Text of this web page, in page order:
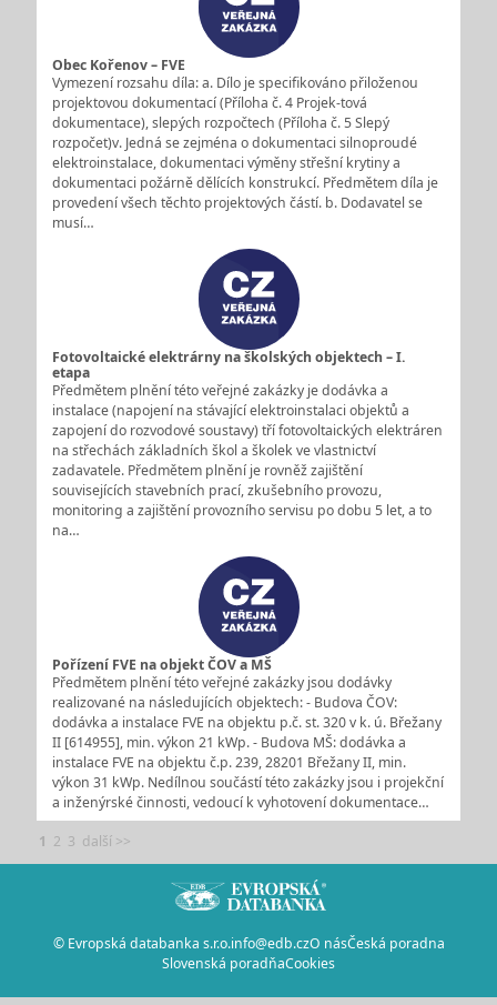
Obec Kořenov – FVE
Vymezení rozsahu díla: a. Dílo je specifikováno přiloženou
projektovou dokumentací (Příloha č. 4 Projek-tová
dokumentace), slepých rozpočtech (Příloha č. 5 Slepý
rozpočet)v. Jedná se zejména o dokumentaci silnoproudé
elektroinstalace, dokumentaci výměny střešní krytiny a
dokumentaci požárně dělících konstrukcí. Předmětem díla je
provedení všech těchto projektových částí. b. Dodavatel se
musí…
Fotovoltaické elektrárny na školských objektech – I.
etapa
Předmětem plnění této veřejné zakázky je dodávka a
instalace (napojení na stávající elektroinstalaci objektů a
zapojení do rozvodové soustavy) tří fotovoltaických elektráren
na střechách základních škol a školek ve vlastnictví
zadavatele. Předmětem plnění je rovněž zajištění
souvisejících stavebních prací, zkušebního provozu,
monitoring a zajištění provozního servisu po dobu 5 let, a to
na…
Pořízení FVE na objekt ČOV a MŠ
Předmětem plnění této veřejné zakázky jsou dodávky
realizované na následujících objektech: - Budova ČOV:
dodávka a instalace FVE na objektu p.č. st. 320 v k. ú. Břežany
II [614955], min. výkon 21 kWp. - Budova MŠ: dodávka a
instalace FVE na objektu č.p. 239, 28201 Břežany II, min.
výkon 31 kWp. Nedílnou součástí této zakázky jsou i projekční
a inženýrské činnosti, vedoucí k vyhotovení dokumentace…
1 2 3 další >>
© Evropská databanka s.r.o.info@edb.czO násČeská poradna
Slovenská poradňaCookies